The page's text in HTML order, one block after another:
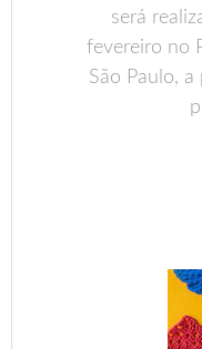
será
fevereiro no
São Paulo,